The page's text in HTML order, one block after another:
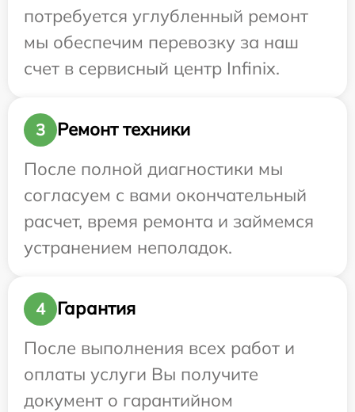
потребуется углубленный ремонт
мы обеспечим перевозку за наш
счет в сервисный центр Infinix.
3
Ремонт техники
После полной диагностики мы
согласуем с вами окончательный
расчет, время ремонта и займемся
устранением неполадок.
4
Гарантия
После выполнения всех работ и
оплаты услуги Вы получите
документ о гарантийном